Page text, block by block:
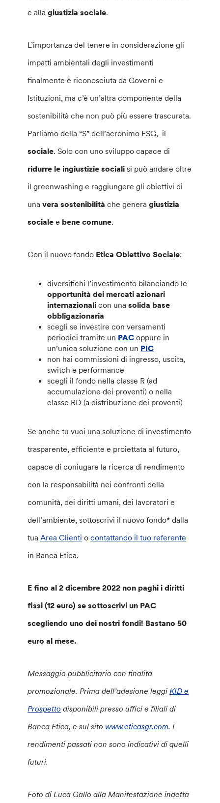
e allagiustizia sociale.
L’importanza del tenere in considerazione gli
impatti ambientali degli investimenti
finalmente è riconosciuta da Governi e
Istituzioni, ma c’è un’altra componente della
sostenibilità che non può più essere trascurata.
Parliamo della “S” dell’acronimo ESG, il
sociale. Solo con uno sviluppo capace di
ridurre le ingiustizie sociali si può andare oltre
il greenwashing e raggiungere gli obiettivi di
unavera sostenibilità che generagiustizia
sociale e bene comune.
Con il nuovo fondo Etica Obiettivo Sociale:
diversifichi l’investimento bilanciando le
opportunità dei mercati azionari
internazionali con unasolida base
obbligazionaria
scegli se investire con versamenti
periodici tramite un PAC oppure in
un’unica soluzione con un PIC
non hai commissioni di ingresso, uscita,
switch e performance
scegli il fondo nella classe R (ad
accumulazione dei proventi) o nella
classe RD (a distribuzione dei proventi)
Se anche tu vuoi una soluzione di investimento
trasparente, efficiente e proiettata al futuro,
capace di coniugare la ricerca di rendimento
con la responsabilità nei confronti della
comunità, dei diritti umani, dei lavoratori e
dell’ambiente, sottoscrivi il nuovo fondo* dalla
tuaArea Clienti ocontattando il tuo referente
in Banca Etica.
E fino al 2 dicembre 2022 non paghi i diritti
fissi (12 euro) se sottoscrivi un PAC
scegliendo uno dei nostri fondi! Bastano 50
euro al mese.
Messaggio pubblicitario con finalità
promozionale. Prima dell’adesione leggiKID e
Prospetto disponibili presso uffici e filiali di
Banca Etica, e sul sito www.eticasgr.com. I
rendimenti passati non sono indicativi di quelli
futuri.
Foto di Luca Gallo alla Manifestazione indetta